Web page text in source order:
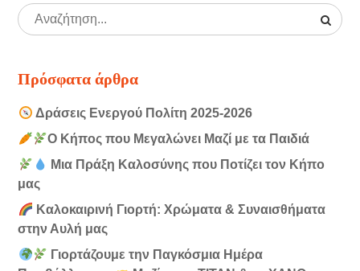
Πρόσφατα άρθρα
Δράσεις Ενεργού Πολίτη 2025-2026
Ο Κήπος που Μεγαλώνει Μαζί με τα Παιδιά
Μια Πράξη Καλοσύνης που Ποτίζει τον Κήπο
μας
Καλοκαιρινή Γιορτή: Χρώματα & Συναισθήματα
στην Αυλή μας
Γιορτάζουμε την Παγκόσμια Ημέρα